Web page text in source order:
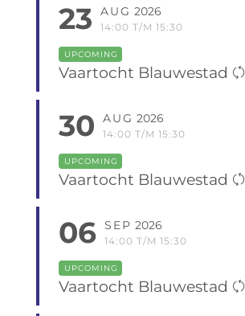
23 AUG 2026
14:00 T/M 15:30
UPCOMING
Vaartocht Blauwestad
30 AUG 2026
14:00 T/M 15:30
UPCOMING
Vaartocht Blauwestad
06 SEP 2026
14:00 T/M 15:30
UPCOMING
Vaartocht Blauwestad